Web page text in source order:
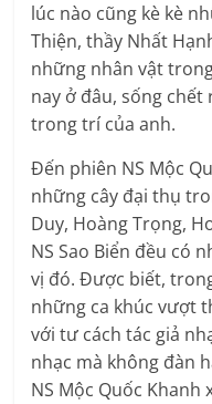
lúc nào cũng kè kè
Thiện, thầy Nhất
những nhân vật
nay ở đâu, sống
trong trí của anh.
Đến phiên NS Mộc
những cây đại thụ
Duy, Hoàng Trọng,
NS Sao Biển đều có
vị đó. Được biết,
những ca khúc vượt
với tư cách tác giả
nhạc mà không đàn
NS Mộc Quốc